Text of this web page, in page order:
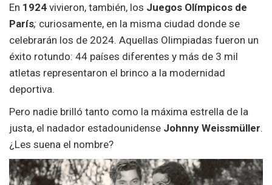
En 1924 vivieron, también, los Juegos Olímpicos de
París; curiosamente, en la misma ciudad donde se
celebrarán los de 2024. Aquellas Olimpiadas fueron un
éxito rotundo: 44 países diferentes y más de 3 mil
atletas representaron el brinco a la modernidad
deportiva.
Pero nadie brilló tanto como la máxima estrella de la
justa, el nadador estadounidense Johnny Weissmüller.
¿Les suena el nombre?